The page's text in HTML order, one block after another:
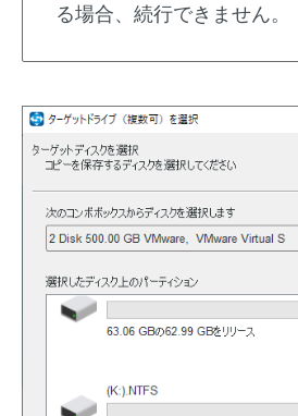
る場合、続行できません。